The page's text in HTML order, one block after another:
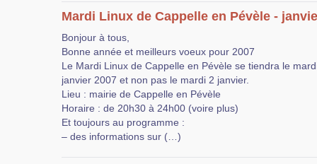
Mardi Linux de Cappelle en Pévèle -
Bonjour à tous,
Bonne année et meilleurs voeux pour 2007
Le Mardi Linux de Cappelle en Pévèle se tiendra le
janvier 2007 et non pas le mardi 2 janvier.
Lieu : mairie de Cappelle en Pévèle
Horaire : de 20h30 à 24h00 (voire plus)
Et toujours au programme :
– des informations sur (…)